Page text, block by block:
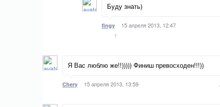
Буду знать)
fingy
15 апреля 2013, 12:47
↑
Я Вас люблю же!!))))) Финиш превосходен!!!))
Chery 15 апреля 2013, 13:59